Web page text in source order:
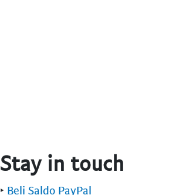
Stay in touch
‣ Beli Saldo PayPal